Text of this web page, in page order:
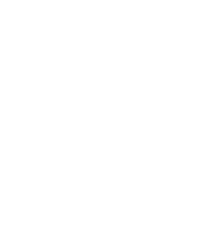
のバッグは、タピオ
デンプンに、植物油